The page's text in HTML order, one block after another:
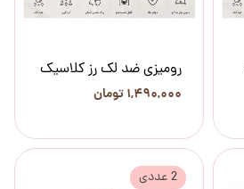
رومیزی ضد لک رز کلاسیک
۱,۴۹۰,۰۰۰ تومان
2 عددی